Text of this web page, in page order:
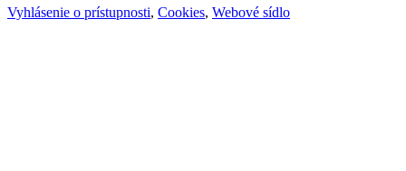
Vyhlásenie o prístupnosti, Cookies, Webové sídlo